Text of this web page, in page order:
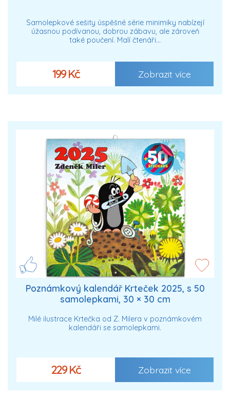
Samolepkové sešity úspěšné série minimiky nabízejí
úžasnou podívanou, dobrou zábavu, ale zároveň
také poučení. Malí čtenáři…
199 Kč Zobrazit více
Poznámkový kalendář Krteček 2025, s 50
samolepkami, 30 × 30 cm
Milé ilustrace Krtečka od Z. Milera v poznámkovém
kalendáři se samolepkami.
229 Kč Zobrazit více